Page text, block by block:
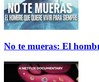
No te mueras: El